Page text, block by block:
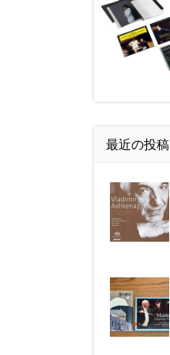
最近の投稿